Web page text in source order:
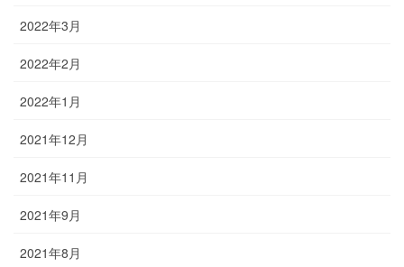
2022年3月
2022年2月
2022年1月
2021年12月
2021年11月
2021年9月
2021年8月